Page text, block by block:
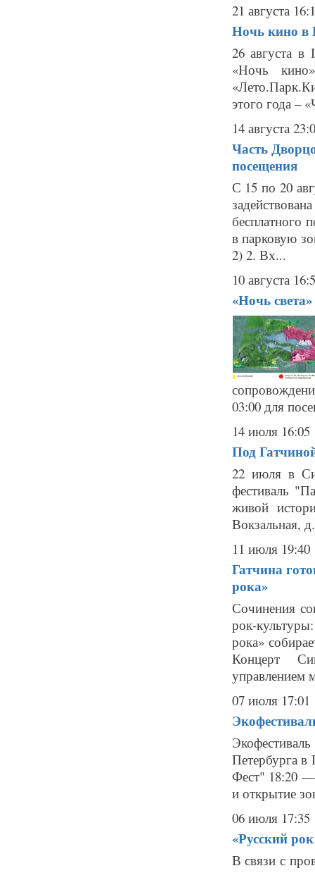
21 августа
Ночь кино в
26 августа в
«Ночь
этого года –
14 августа
Часть
посещения
С 15 по 20
бесплатного
в парковую
2) 2. Вх...
10 августа
«Ночь
03:00 для
14 июля 16:05
Под
22 июля в
фестиваль
живой
Вокзальная,
11 июля 19:40
Гатчина
рока»
Сочинения
рок-
рока»
Концерт
управлением
07 июля 17:01
Петербурга
Фест" 18:20
и открытие
06 июля 17:35
«Русский
В связи с